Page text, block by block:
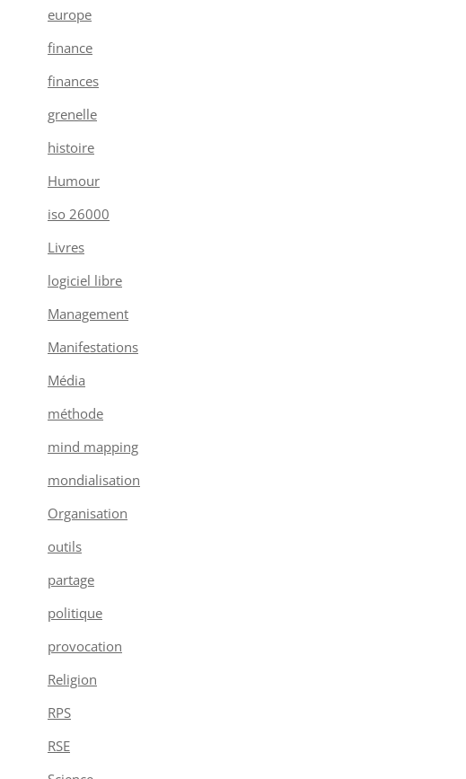
europe
finance
finances
grenelle
histoire
Humour
iso 26000
Livres
logiciel libre
Management
Manifestations
Média
méthode
mind mapping
mondialisation
Organisation
outils
partage
politique
provocation
Religion
RPS
RSE